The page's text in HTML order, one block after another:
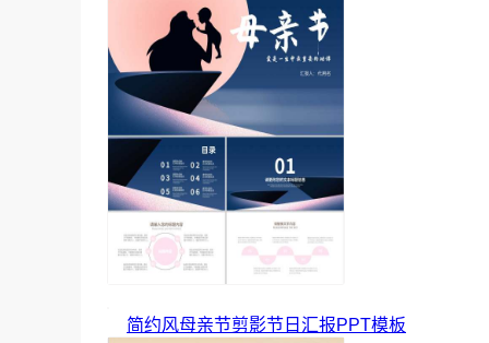
简约风母亲节剪影节日汇报PPT模板